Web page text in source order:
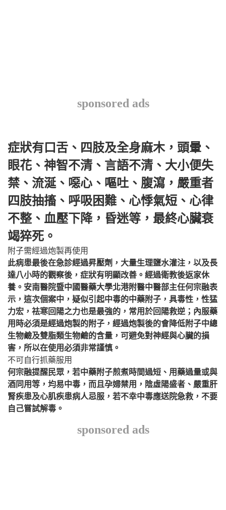
sponsored ads
症狀有口舌、四肢及全身麻木，頭暈、
眼花、神智不清、言語不清、大小便失
禁、流涎、噁心、嘔吐、腹瀉，嚴重者
四肢抽搐、呼吸困難、心悸氣短、心律
不整、血壓下降，昏迷等，最終心臟衰
竭猝死。
附子需經過炮製再使用
此病患最後在急診經過昇壓劑，大量生理鹽水灌注，以及長
達八小時的觀察後，症狀有明顯改善。經過衛教後返家休
養。安南醫院暨中國醫藥大學北港附醫中醫部主任何宗融表
示，這次個案中，疑似引起中毒的中藥附子，具毒性，性猛
力宏，祛寒回陽之力也是最強的，常用於回陽救逆；內服藥
用時必須是經過炮製的附子，經過炮製後的會降低附子中總
生物鹼及雙脂類生物鹼的含量，可避免對神經與心臟的損
害，所以在使用必須非常謹慎。
不可自行抓藥服用
何宗融提醒民眾，若中藥附子煎煮時間過短、用藥過量或與
酒同用等，均易中毒，而且孕婦禁用，陰虛陽盛者、嚴重肝
腎疾患及心肌疾患病人忌服，若不幸中毒應送院急救，不要
自己嘗試解毒。
sponsored ads